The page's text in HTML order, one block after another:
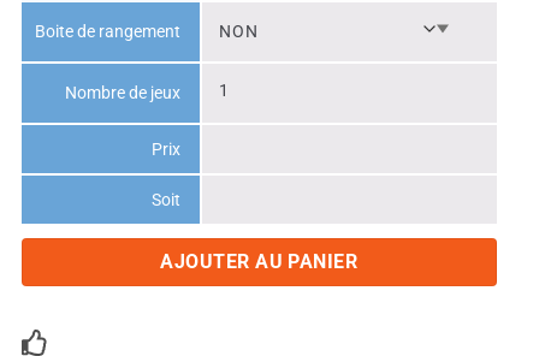
Boite de rangement
Nombre de jeux
Prix
Soit
AJOUTER AU PANIER